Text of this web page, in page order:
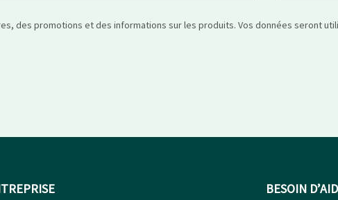
des promotions et des informations sur les produits. Vos données seront
BESOIN